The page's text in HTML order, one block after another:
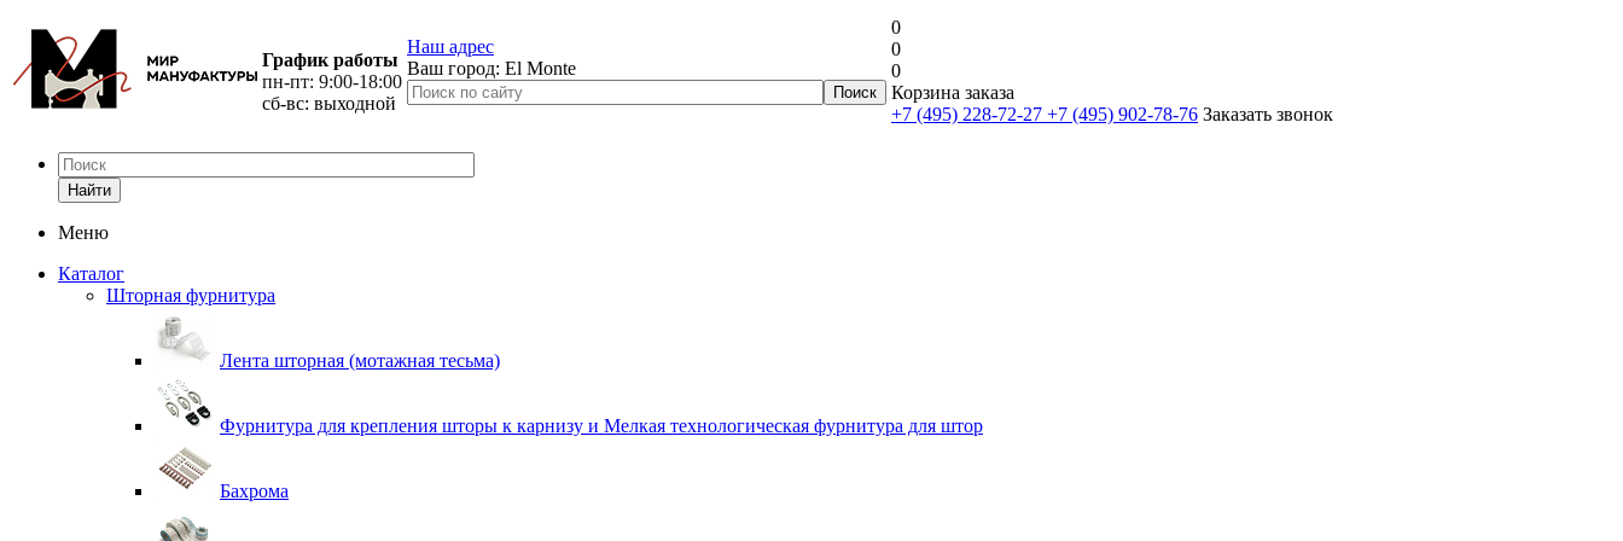
График работы
пн-пт: 9:00-18:00
сб-вс: выходной
Наш адрес
Ваш город: El Monte
0
0
0
Корзина заказа
+7 (495) 228-72-27 +7 (495) 902-78-76 Заказать звонок
Найти
Меню
Каталог
Шторная фурнитура
Лента шторная (мотажная тесьма)
Фурнитура для крепления шторы к карнизу и Мелкая технологическая фурнитура для штор
Бахрома